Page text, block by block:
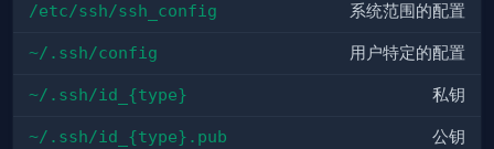
/etc/ssh/ssh_config 系统范围的配置
~/.ssh/config 用户特定的配置
~/.ssh/id_{type} 私钥
~/.ssh/id_{type}.pub 公钥